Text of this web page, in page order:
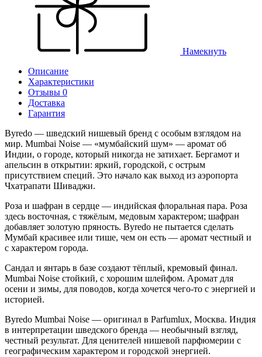
Намекнуть
Описание
Характеристики
Отзывы 0
Доставка
Гарантия
Byredo — шведский нишевый бренд с особым взглядом на
мир. Mumbai Noise — «мумбайский шум» — аромат об
Индии, о городе, который никогда не затихает. Бергамот и
апельсин в открытии: яркий, городской, с острым
присутствием специй. Это начало как выход из аэропорта
Чхатрапати Шиваджи.
Роза и шафран в сердце — индийская флоральная пара. Роза
здесь восточная, с тяжёлым, медовым характером; шафран
добавляет золотую пряность. Byredo не пытается сделать
Мумбай красивее или тише, чем он есть — аромат честный и
с характером города.
Сандал и янтарь в базе создают тёплый, кремовый финал.
Mumbai Noise стойкий, с хорошим шлейфом. Аромат для
осени и зимы, для поводов, когда хочется чего-то с энергией и
историей.
Byredo Mumbai Noise — оригинал в Parfumlux, Москва. Индия
в интерпретации шведского бренда — необычный взгляд,
честный результат. Для ценителей нишевой парфюмерии с
географическим характером и городской энергией.